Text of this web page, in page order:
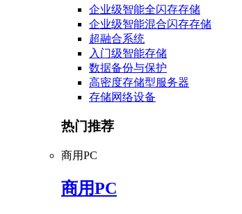
企业级智能全闪存存储
企业级智能混合闪存存储
超融合系统
入门级智能存储
数据备份与保护
高密度存储型服务器
存储网络设备
热门推荐
商用PC
商用PC